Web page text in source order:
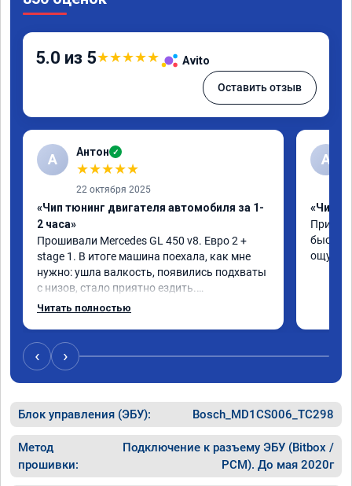
5.0 из 5★★★★★ Avito
Оставить отзыв
А Антон ✓
★★★★★
22 октября 2025
«Чип тюнинг двигателя автомобиля за 1-
2 часа»
Прошивали Mercedes GL 450 v8. Евро 2 +
stage 1. В итоге машина поехала, как мне
нужно: ушла валкость, появились подхваты
с низов, стало приятно ездить.
Одни из лучших трат, в авто! 🔥
Читать полностью
A
«Чип
‹ ›
Блок управления (ЭБУ): Bosch_MD1CS006_TC298
Метод
прошивки:
Подключение к разъему ЭБУ (Bitbox /
PCM). До мая 2020г